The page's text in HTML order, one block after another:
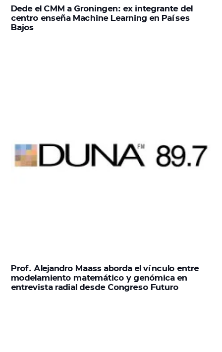
Dede el CMM a Groningen: ex integrante del
centro enseña Machine Learning en Países
Bajos
Prof. Alejandro Maass aborda el vínculo entre
modelamiento matemático y genómica en
entrevista radial desde Congreso Futuro